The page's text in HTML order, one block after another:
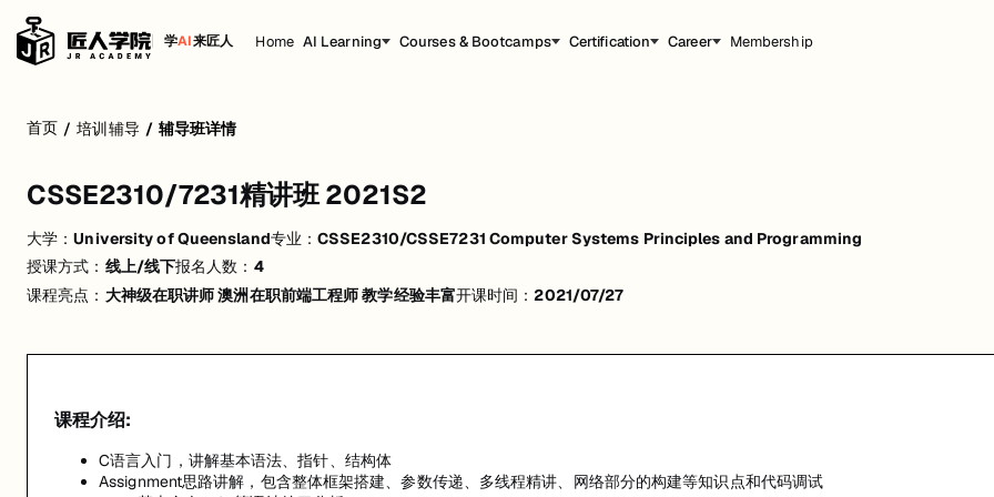
学AI来匠人 Home AI Learning Courses & Bootcamps Certification Career Membership
CSSE2310/7231精讲班 2021S2
Assignment思路讲解，包含整体框架搭建、参数传递、多线程精讲、网络部分的构建等知识点和代码调试
Linux基本命令、Git等语法练习分析
首页 / 培训辅导 / 辅导班详情
CSSE2310/7231精讲班 2021S2
大学：University of Queensland专业：CSSE2310/CSSE7231 Computer Systems Principles and Programming
授课方式： 线上/线下报名人数： 4
课程亮点： 大神级在职讲师 澳洲在职前端工程师 教学经验丰富开课时间：2021/07/27
课程介绍:
C语言入门，讲解基本语法、指针、结构体
Assignment思路讲解，包含整体框架搭建、参数传递、多线程精讲、网络部分的构建等知识点和代码调试